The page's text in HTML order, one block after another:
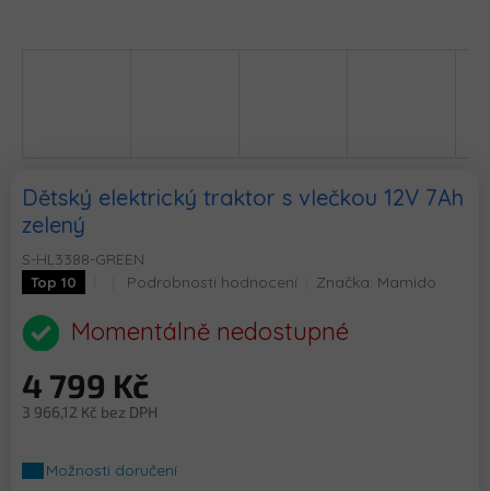
Dětský elektrický traktor s vlečkou 12V 7Ah
zelený
S-HL3388-GREEN
Top 10
Průměrné
produktu
je
z
5
Podrobnosti hodnocení Značka: Mamido
Momentálně nedostupné
4 799 Kč
3 966,12 Kč bez DPH
cena:Možnosti doručení